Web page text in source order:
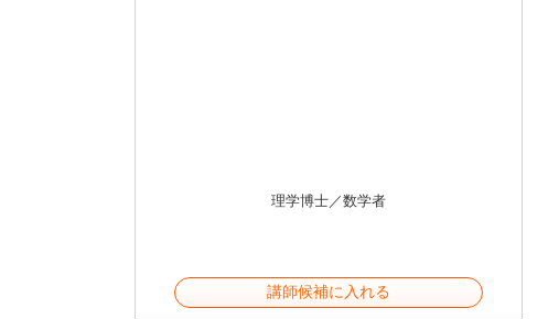
理学博士／数学者
講師候補に入れる